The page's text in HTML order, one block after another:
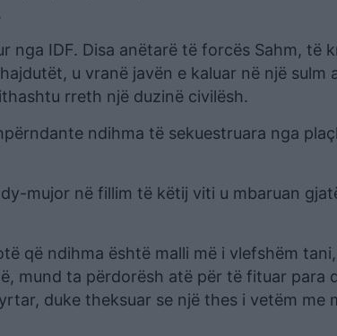
nga IDF. Disa anëtarë të forcës Sahm, të
u vranë javën e kaluar në një sulm
rreth një duzinë civilësh.
ndihma të sekuestruara nga
mujor në fillim të këtij viti u mbaruan
që ndihma është malli më i vlefshëm
mund ta përdorësh atë për të fituar para
duke theksuar se një thes i vetëm me